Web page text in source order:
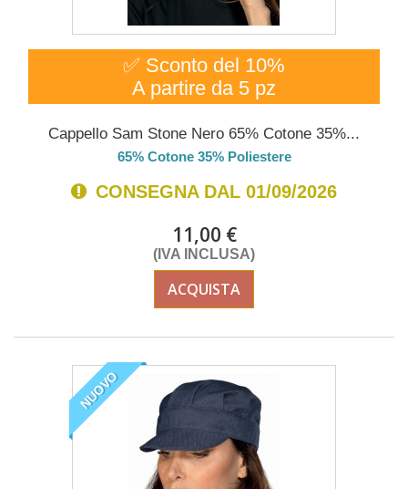
✅ Sconto del 10%
A partire da 5 pz
Cappello Sam Stone Nero 65% Cotone 35%...
65% Cotone 35% Poliestere
CONSEGNA DAL 01/09/2026
11,00 €
(IVA INCLUSA)
ACQUISTA
NUOVO